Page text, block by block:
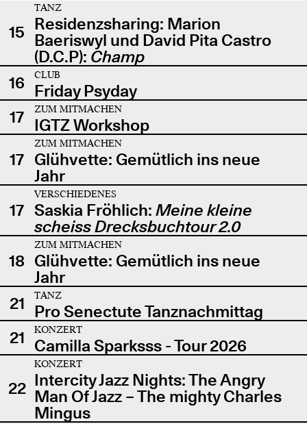
15
TANZ
Residenzsharing: Marion
Baeriswyl und David Pita Castro
(D.C.P): Champ
16
CLUB
Friday Psyday
17
ZUM MITMACHEN
IGTZ Workshop
17
ZUM MITMACHEN
Glühvette: Gemütlich ins neue
Jahr
17
VERSCHIEDENES
Saskia Fröhlich: Meine kleine
scheiss Drecksbuchtour 2.0
18
ZUM MITMACHEN
Glühvette: Gemütlich ins neue
Jahr
21
TANZ
Pro Senectute Tanznachmittag
21
KONZERT
Camilla Sparksss - Tour 2026
22
KONZERT
Intercity Jazz Nights: The Angry
Man Of Jazz – The mighty Charles
Mingus